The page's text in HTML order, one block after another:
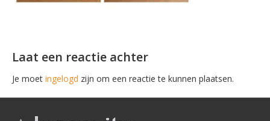
Laat een reactie achter
Je moet ingelogd zijn om een reactie te kunnen plaatsen.